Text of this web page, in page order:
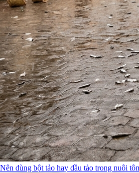
Nên dùng bột tảo hay dầu tảo trong nuôi